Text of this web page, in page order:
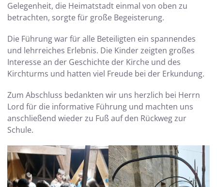
Gelegenheit, die Heimatstadt einmal von oben zu
betrachten, sorgte für große Begeisterung.
Die Führung war für alle Beteiligten ein spannendes
und lehrreiches Erlebnis. Die Kinder zeigten großes
Interesse an der Geschichte der Kirche und des
Kirchturms und hatten viel Freude bei der Erkundung.
Zum Abschluss bedankten wir uns herzlich bei Herrn
Lord für die informative Führung und machten uns
anschließend wieder zu Fuß auf den Rückweg zur
Schule.